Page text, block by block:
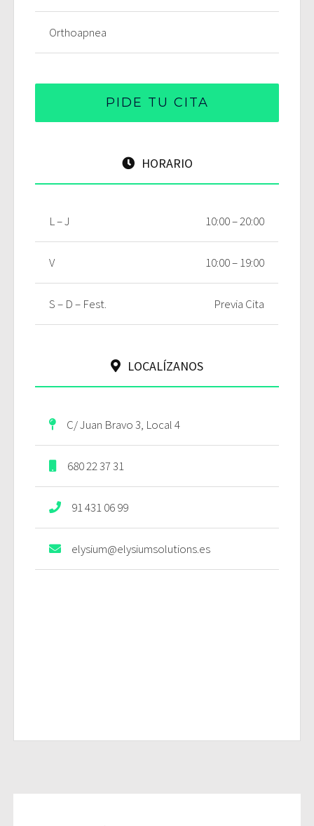
Orthoapnea
PIDE TU CITA
HORARIO
L – J 10:00 – 20:00
V 10:00 – 19:00
S – D – Fest. Previa Cita
LOCALÍZANOS
C/ Juan Bravo 3, Local 4
680 22 37 31
91 431 06 99
elysium@elysiumsolutions.es